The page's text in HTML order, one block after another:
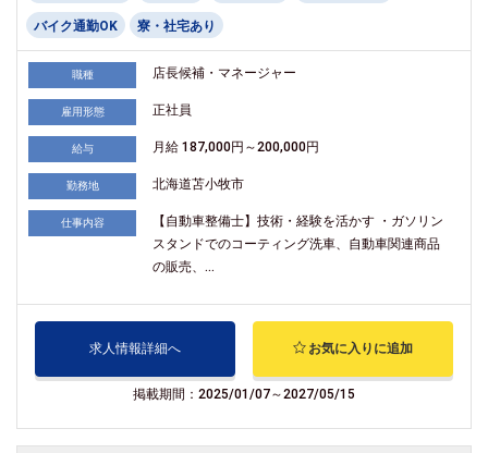
バイク通勤OK 寮・社宅あり
職種 店長候補・マネージャー
雇用形態 正社員
給与 月給 187,000円～200,000円
勤務地 北海道苫小牧市
仕事内容
【自動車整備士】技術・経験を活かす ・ガソリン
スタンドでのコーティング洗車、自動車関連商品
の販売、...
求人情報詳細へ お気に入りに追加
掲載期間：2025/01/07～2027/05/15